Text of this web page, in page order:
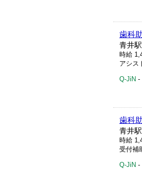
歯科
青井
時給
アシス
Q-JiN -
歯科
青井
時給
受付補
Q-JiN -